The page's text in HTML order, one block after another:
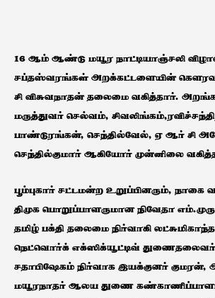
16 ஆம் ஆண்டு மயூர நாட்டியாஞ்சலி
சப்தஸ்வரங்கள் அறக்கட்டளையின்
சி விசுவநாதன் தலைமை வகித்தார்.
மருத்துவர் செல்வம்,
பாண்டுரங்கன், செந்தில்வேல், ஏ ஆர் சி
செந்தில்குமார் ஆகியோர் முன்னிலை
பூம்புகார் சட்டமன்ற உறுப்பினரும், நாகை
திமுக பொறுப்பாளருமான நிவேதா
தமிழ் பக்தி தலைமை நிர்வாகி
நெட்வொர்க் எக்ஸிக்யூட்டிவ்
சதாபிஷேகம் நிர்வாக இயக்குனர் குமரன்,
மயூரநாதர் ஆலய துணை